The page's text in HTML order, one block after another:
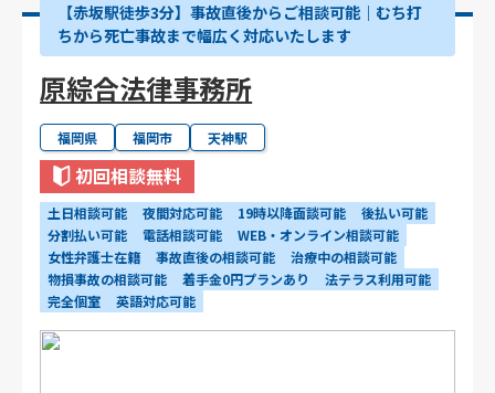
【赤坂駅徒歩3分】事故直後からご相談可能｜むち打
ちから死亡事故まで幅広く対応いたします
原綜合法律事務所
福岡県 福岡市 天神駅
初回相談無料
土日相談可能 夜間対応可能 19時以降面談可能
後払い可能
分割払い可能
電話相談可能
WEB・オンライン相談可能
女性弁護士在籍
事故直後の相談可能
治療中の相談可能
物損事故の相談可能
着手金0円プランあり
法テラス利用可能
完全個室
英語対応可能